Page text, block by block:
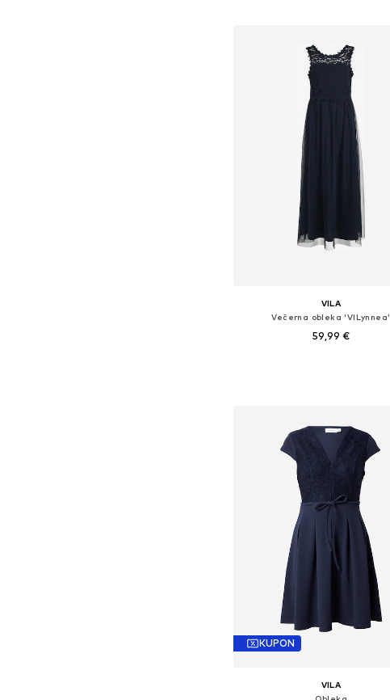
VILA
Večerna obleka 'VILynnea'
59,99 €
KUPON
VILA
Obleka